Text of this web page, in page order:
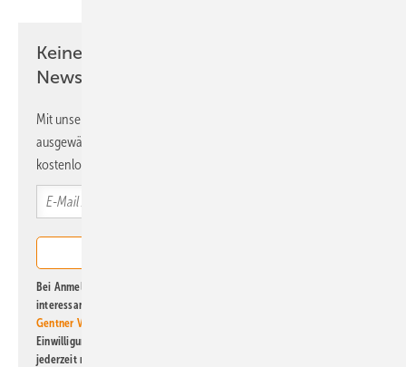
Keine Zeit? Kein Problem mit dem ERE
Newsletter!
Mit unserem Newsletter erhalten Sie regelmäßig von uns
ausgewählte Informationen und Neuigkeiten, gebündelt und
kostenlos direkt ins Postfach.
Bei Anmeldung zu diesem Newsletter bin ich damit einverstanden, über
interessante Verlags- und Online-Angebote
Gentner Verlag GmbH & Co. KG
Einwilligung kann ich jederzeit widerrufen und eine Abmeldung ist
jederzeit möglich. Informationen zum Umgang mit Daten finden Sie